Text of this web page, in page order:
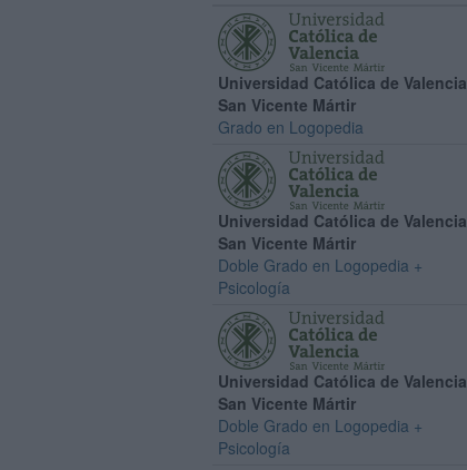
Universidad Católica de Valencia
San Vicente Mártir
Grado en Logopedia
Universidad Católica de Valencia
San Vicente Mártir
Doble Grado en Logopedia +
Psicología
Universidad Católica de Valencia
San Vicente Mártir
Doble Grado en Logopedia +
Psicología